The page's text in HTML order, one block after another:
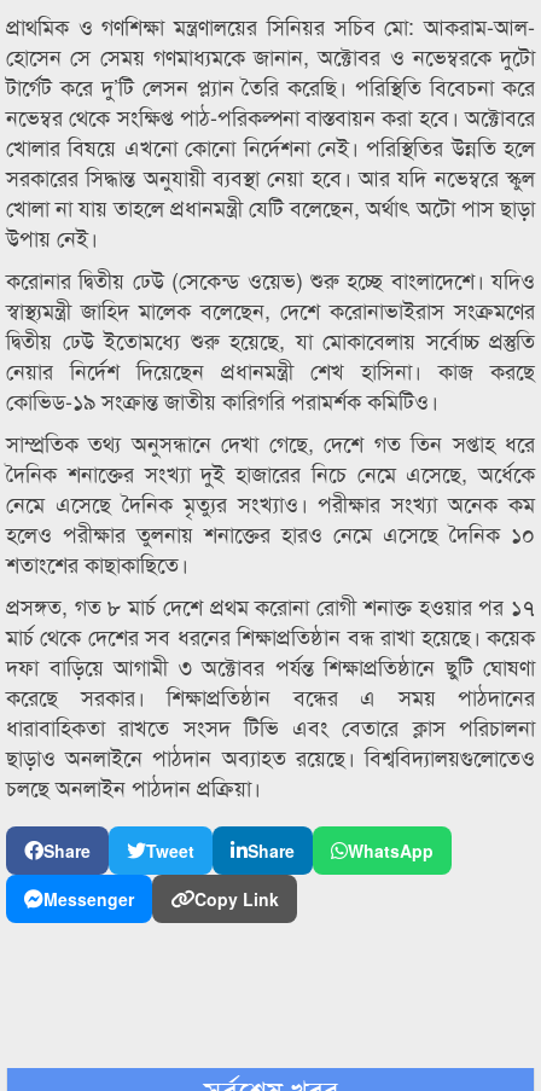
প্রাথমিক ও গণশিক্ষা মন্ত্রণালয়ের সিনিয়র সচিব মো: আকরাম-আল-
হোসেন সে সেময় গণমাধ্যমকে জানান, অক্টোবর ও নভেম্বরকে দুটো
টার্গেট করে দু’টি লেসন প্ল্যান তৈরি করেছি। পরিস্থিতি বিবেচনা করে
নভেম্বর থেকে সংক্ষিপ্ত পাঠ-পরিকল্পনা বাস্তবায়ন করা হবে। অক্টোবরে
খোলার বিষয়ে এখনো কোনো নির্দেশনা নেই। পরিস্থিতির উন্নতি হলে
সরকারের সিদ্ধান্ত অনুযায়ী ব্যবস্থা নেয়া হবে। আর যদি নভেম্বরে স্কুল
খোলা না যায় তাহলে প্রধানমন্ত্রী যেটি বলেছেন, অর্থাৎ অটো পাস ছাড়া
উপায় নেই।
করোনার দ্বিতীয় ঢেউ (সেকেন্ড ওয়েভ) শুরু হচ্ছে বাংলাদেশে। যদিও
স্বাস্থ্যমন্ত্রী জাহিদ মালেক বলেছেন, দেশে করোনাভাইরাস সংক্রমণের
দ্বিতীয় ঢেউ ইতোমধ্যে শুরু হয়েছে, যা মোকাবেলায় সর্বোচ্চ প্রস্তুতি
নেয়ার নির্দেশ দিয়েছেন প্রধানমন্ত্রী শেখ হাসিনা। কাজ করছে
কোভিড-১৯ সংক্রান্ত জাতীয় কারিগরি পরামর্শক কমিটিও।
সাম্প্রতিক তথ্য অনুসন্ধানে দেখা গেছে, দেশে গত তিন সপ্তাহ ধরে
দৈনিক শনাক্তের সংখ্যা দুই হাজারের নিচে নেমে এসেছে, অর্ধেকে
নেমে এসেছে দৈনিক মৃত্যুর সংখ্যাও। পরীক্ষার সংখ্যা অনেক কম
হলেও পরীক্ষার তুলনায় শনাক্তের হারও নেমে এসেছে দৈনিক ১০
শতাংশের কাছাকাছিতে।
প্রসঙ্গত, গত ৮ মার্চ দেশে প্রথম করোনা রোগী শনাক্ত হওয়ার পর ১৭
মার্চ থেকে দেশের সব ধরনের শিক্ষাপ্রতিষ্ঠান বন্ধ রাখা হয়েছে। কয়েক
দফা বাড়িয়ে আগামী ৩ অক্টোবর পর্যন্ত শিক্ষাপ্রতিষ্ঠানে ছুটি ঘোষণা
করেছে সরকার। শিক্ষাপ্রতিষ্ঠান বন্ধের এ সময় পাঠদানের
ধারাবাহিকতা রাখতে সংসদ টিভি এবং বেতারে ক্লাস পরিচালনা
ছাড়াও অনলাইনে পাঠদান অব্যাহত রয়েছে। বিশ্ববিদ্যালয়গুলোতেও
চলছে অনলাইন পাঠদান প্রক্রিয়া।
Share Tweet Share
WhatsApp
Messenger
Copy Link